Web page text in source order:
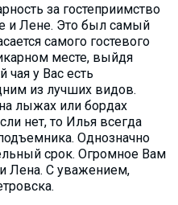
за гостеприимство
и Лене. Это был самый
самого гостевого
месте, выйдя
у Вас есть
из лучших видов.
лыжах или бордах
нет, то Илья всегда
Однозначно
срок. Огромное Вам
С уважением,